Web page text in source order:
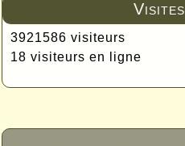
Visites
3921586 visiteurs
18 visiteurs en ligne